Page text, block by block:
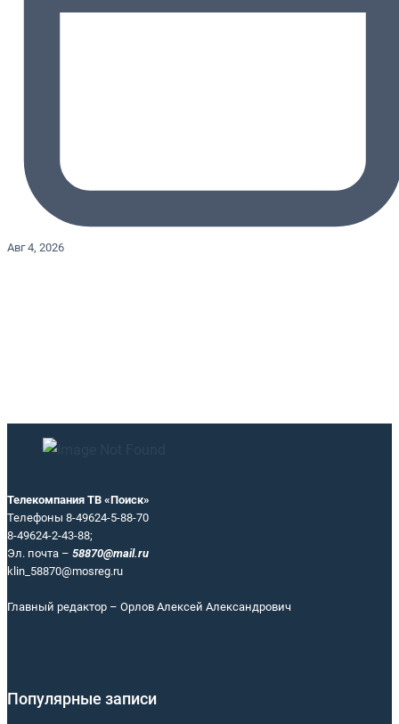
Авг 4, 2026
Телекомпания ТВ «Поиск»
Телефоны 8-49624-5-88-70
8-49624-2-43-88;
Эл. почта – 58870@mail.ru
klin_58870@mosreg.ru
Главный редактор – Орлов Алексей Александрович
Популярные записи